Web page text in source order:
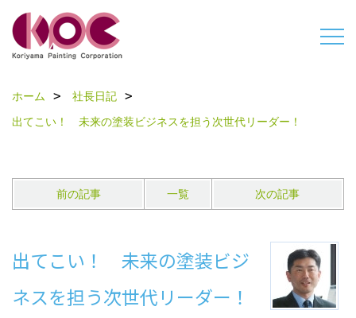
ホーム
社長日記
出てこい！ 未来の塗装ビジネスを担う次世代リーダー！
前の記事 一覧 次の記事
出てこい！ 未来の塗装ビジ
ネスを担う次世代リーダー！